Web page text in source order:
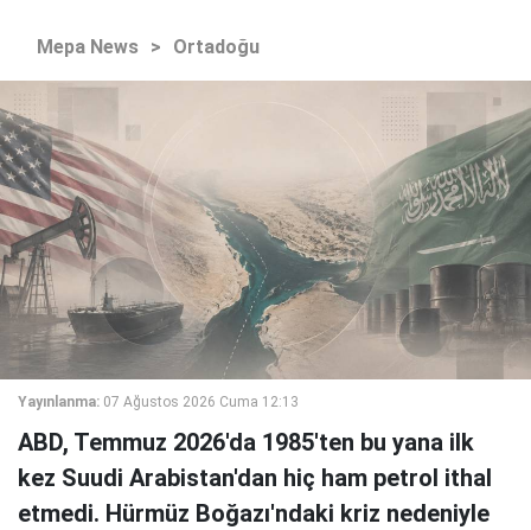
Mepa News > Ortadoğu
Yayınlanma: 07 Ağustos 2026 Cuma 12:13
ABD, Temmuz 2026'da 1985'ten bu yana ilk
kez Suudi Arabistan'dan hiç ham petrol ithal
etmedi. Hürmüz Boğazı'ndaki kriz nedeniyle